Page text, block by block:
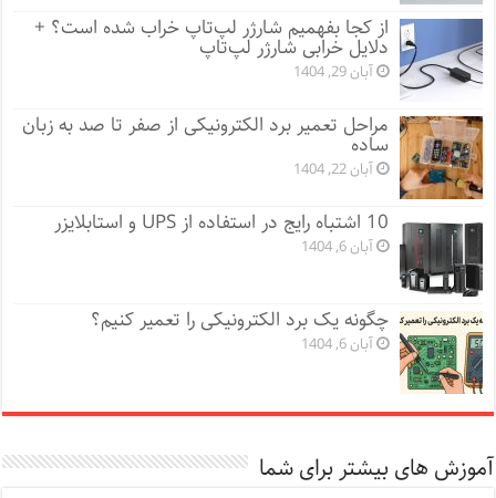
از کجا بفهمیم شارژر لپ‌تاپ خراب شده است؟ +
دلایل خرابی شارژر لپ‌تاپ
آبان 29, 1404
مراحل تعمیر برد الکترونیکی از صفر تا صد به زبان
ساده
آبان 22, 1404
10 اشتباه رایج در استفاده از UPS و استابلایزر
آبان 6, 1404
چگونه یک برد الکترونیکی را تعمیر کنیم؟
آبان 6, 1404
آموزش های بیشتر برای شما